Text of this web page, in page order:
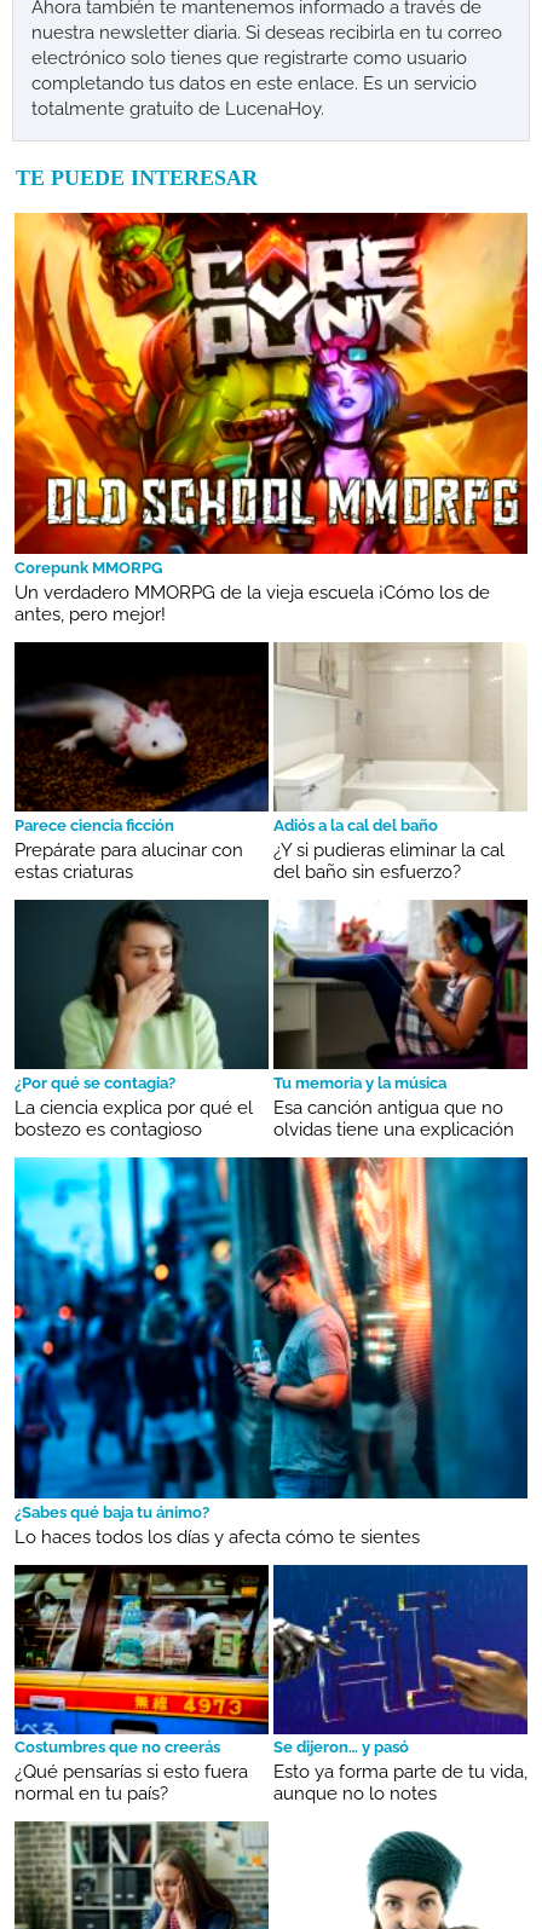
Ahora también te mantenemos informado a través de
nuestra newsletter diaria. Si deseas recibirla en tu correo
electrónico solo tienes que registrarte como usuario
completando tus datos en este enlace. Es un servicio
totalmente gratuito de LucenaHoy.
TE PUEDE INTERESAR
Corepunk MMORPG
Un verdadero MMORPG de la vieja escuela ¡Cómo los de
antes, pero mejor!
Parece ciencia ficción
Prepárate para alucinar con
estas criaturas
Adiós a la cal del baño
¿Y si pudieras eliminar la cal
del baño sin esfuerzo?
¿Por qué se contagia?
La ciencia explica por qué el
bostezo es contagioso
Tu memoria y la música
Esa canción antigua que no
olvidas tiene una explicación
¿Sabes qué baja tu ánimo?
Lo haces todos los días y afecta cómo te sientes
Costumbres que no creerás
¿Qué pensarías si esto fuera
normal en tu país?
Se dijeron… y pasó
Esto ya forma parte de tu vida,
aunque no lo notes